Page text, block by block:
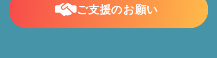
ご支援のお願い